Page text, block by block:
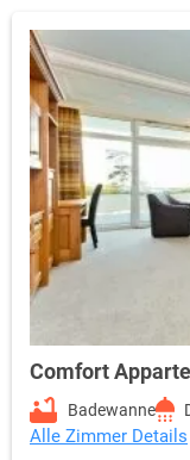
Comfort
Badewanne
Alle Zimmer Details